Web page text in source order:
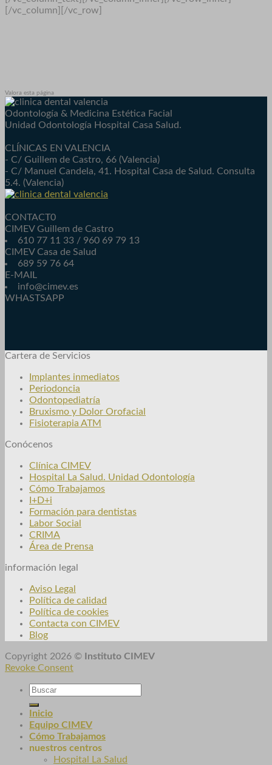
[/vc_column][/vc_row]
Valora esta página
Odontología & Medicina Estética Facial
Unidad Odontología Hospital Casa Salud.
CLÍNICAS EN VALENCIA
- C/ Guillem de Castro, 66 (Valencia)
- C/ Manuel Candela, 41. Hospital Casa de Salud. Consulta
5.4. (Valencia)
CONTACT0
CIMEV Guillem de Castro
610 77 11 33 / 960 69 79 13
CIMEV Casa de Salud
689 59 76 64
E-MAIL
info@cimev.es
WHASTSAPP
Cartera de Servicios
Implantes inmediatos
Periodoncia
Odontopediatría
Bruxismo y Dolor Orofacial
Fisioterapia ATM
Conócenos
Clínica CIMEV
Hospital La Salud. Unidad Odontología
Cómo Trabajamos
I+D+i
Formación para dentistas
Labor Social
CRIMA
Área de Prensa
información legal
Aviso Legal
Política de calidad
Política de cookies
Contacta con CIMEV
Blog
Copyright 2026 © Instituto CIMEV
Revoke Consent
Inicio
Equipo CIMEV
Cómo Trabajamos
nuestros centros
Hospital La Salud